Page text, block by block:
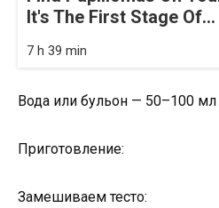
It's The First Stage Of...
7 h 39 min
Вода или бульон — 50–100
Приготовление:
Замешиваем тесто: